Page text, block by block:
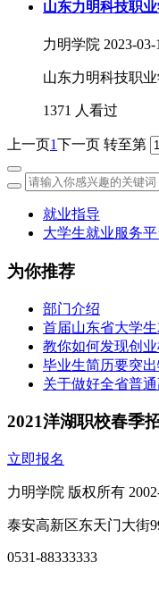
山东力明科技职
力明学院 2023-
山东力明科技职
1371 人看过
上一页1下一页 转至第
就业指导
大学生就业服务平
为你推荐
部门介绍
首届山东省大学
教你如何发现创
毕业生简历要突
关于做好全省普
2021洋湖职校春季
立即报名
力明学院 版权所有
泰安高新区东天门大街
0531-88333333